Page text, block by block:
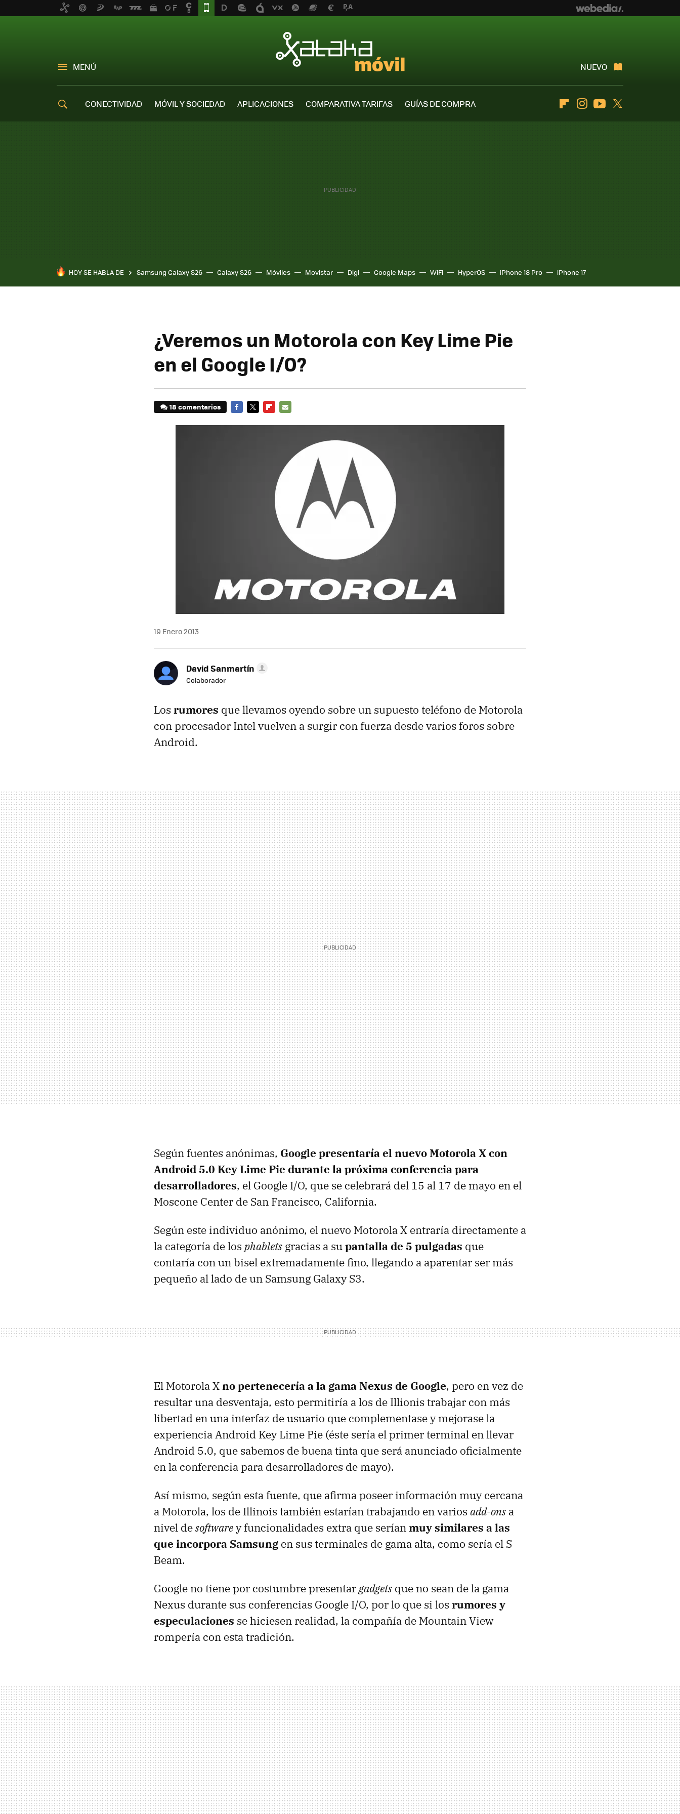
MENÚ NUEVO
CONECTIVIDAD MÓVIL Y SOCIEDAD APLICACIONES COMPARATIVA TARIFAS
GUÍAS DE COMPRA
FlipboardInstagramYoutube
HOY SE HABLA DE Samsung Galaxy S26 Galaxy S26 Móviles Movistar Digi Google Maps WiFi HyperOS iPhone 18 Pro iPhone 17
¿Veremos un Motorola con Key Lime Pie
en el Google I/O?
18 comentarios
19 Enero 2013
David Sanmartín
Colaborador
Los rumores que llevamos oyendo sobre un supuesto teléfono de Motorola
con procesador Intel vuelven a surgir con fuerza desde varios foros sobre
Android.
Según fuentes anónimas, Google presentaría el nuevo Motorola X con
Android 5.0 Key Lime Pie durante la próxima conferencia para
desarrolladores, el Google I/O, que se celebrará del 15 al 17 de mayo en el
Moscone Center de San Francisco, California.
Según este individuo anónimo, el nuevo Motorola X entraría directamente a
la categoría de los phablets gracias a supantalla de 5 pulgadas que
contaría con un bisel extremadamente fino, llegando a aparentar ser más
pequeño al lado de un Samsung Galaxy S3.
El Motorola Xno pertenecería a la gama Nexus de Google, pero en vez de
resultar una desventaja, esto permitiría a los de Illionis trabajar con más
libertad en una interfaz de usuario que complementase y mejorase la
experiencia Android Key Lime Pie (éste sería el primer terminal en llevar
Android 5.0, que sabemos de buena tinta que será anunciado oficialmente
en la conferencia para desarrolladores de mayo).
Así mismo, según esta fuente, que afirma poseer información muy cercana
a Motorola, los de Illinois también estarían trabajando en varios add-ons a
nivel desoftwarey funcionalidades extra que seríanmuy similares a las
que incorpora Samsung en sus terminales de gama alta, como sería el S
Beam.
Google no tiene por costumbre presentargadgets que no sean de la gama
Nexus durante sus conferencias Google I/O, por lo que si los rumores y
especulaciones se hiciesen realidad, la compañía de Mountain View
rompería con esta tradición.